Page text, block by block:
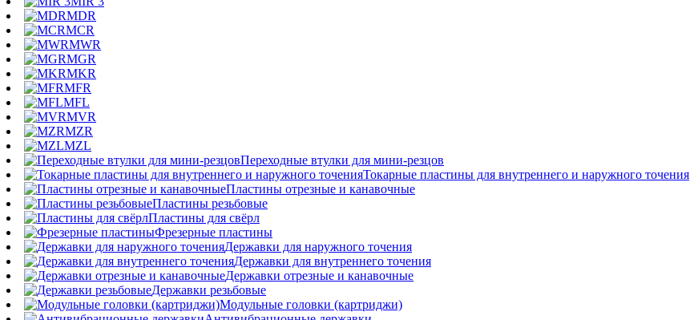
MDR
MCR
MWR
MGR
MKR
MFR
MFL
MVR
MZR
MZL
Переходные втулки для мини-резцов
Токарные пластины для внутреннего и наружного точения
Пластины отрезные и канавочные
Пластины резьбовые
Пластины для свёрл
Фрезерные пластины
Державки для наружного точения
Державки для внутреннего точения
Державки отрезные и канавочные
Державки резьбовые
Модульные головки (картриджи)